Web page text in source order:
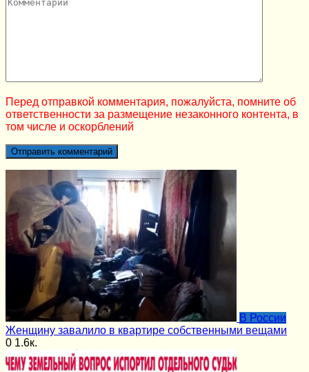
Перед отправкой комментария, пожалуйста, помните об
ответственности за размещение незаконного контента, в
том числе и оскорблений
В России
Женщину завалило в квартире собственными вещами
0 1.6к.